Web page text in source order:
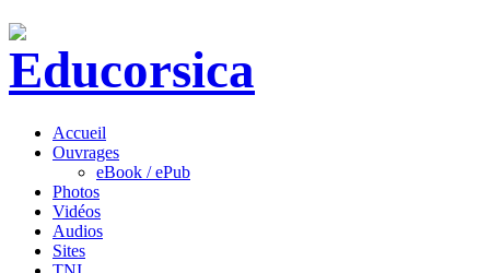
Accueil
Ouvrages
eBook / ePub
Photos
Vidéos
Audios
Sites